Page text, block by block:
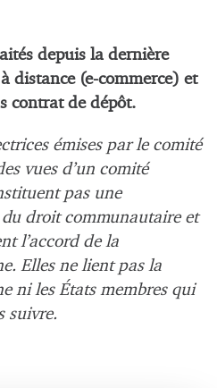
depuis la dernière
distance (e-commerce) et
contrat de dépôt.
émises par le comité
vues d’un comité
pas une
droit communautaire et
l’accord de la
Elles ne lient pas la
ni les États membres qui
suivre.